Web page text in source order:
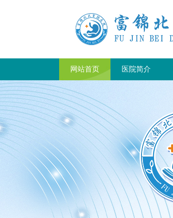
网站首页 医院简介